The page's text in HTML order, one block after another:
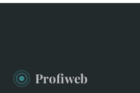
Profiweb